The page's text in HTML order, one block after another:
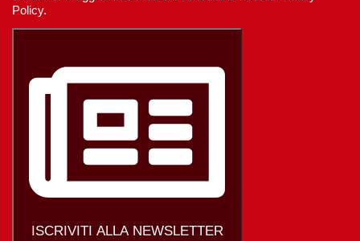
Policy.
ISCRIVITI ALLA NEWSLETTER